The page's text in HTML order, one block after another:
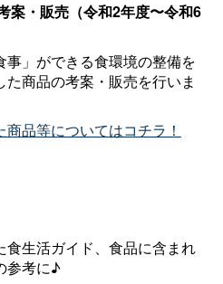
案・販売（令和2年度〜令和6
事」ができる食環境の整備を
商品の考案・販売を行いま
品等についてはコチラ！
生活ガイド、食品に含まれ
参考に♪